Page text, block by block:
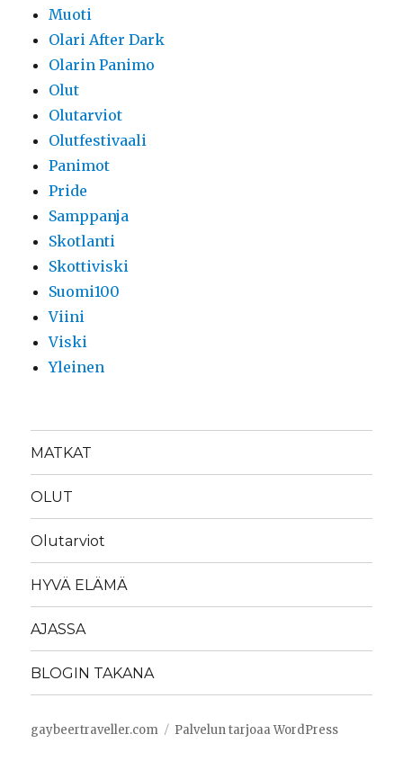
Muoti
Olari After Dark
Olarin Panimo
Olut
Olutarviot
Olutfestivaali
Panimot
Pride
Samppanja
Skotlanti
Skottiviski
Suomi100
Viini
Viski
Yleinen
MATKAT
OLUT
Olutarviot
HYVÄ ELÄMÄ
AJASSA
BLOGIN TAKANA
gaybeertraveller.com Palvelun tarjoaa WordPress